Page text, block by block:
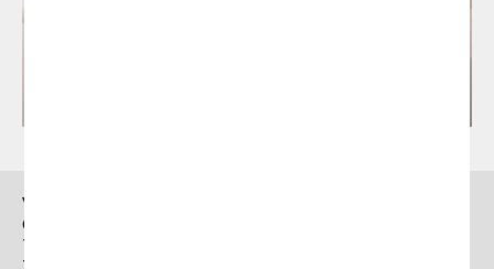
Vergés
Ctra. Brunells s/n 17853,
Tortellà (Girona)